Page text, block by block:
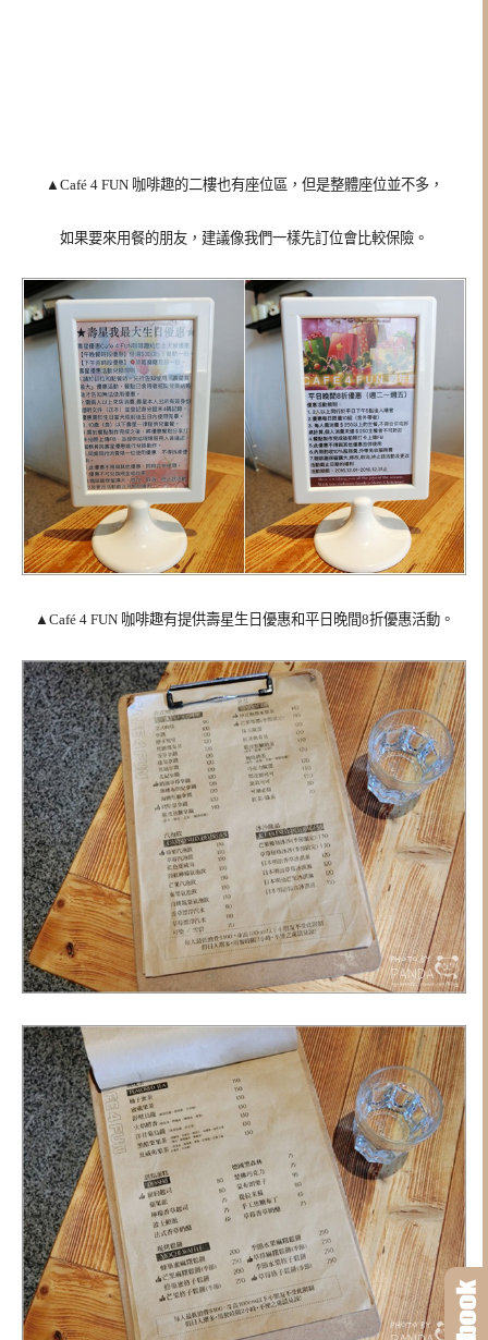
▲Café 4 FUN 咖啡趣的二樓也有座位區，但是整體座位並不多，
如果要來用餐的朋友，建議像我們一樣先訂位會比較保險。
▲Café 4 FUN 咖啡趣有提供壽星生日優惠和平日晚間8折優惠活動。